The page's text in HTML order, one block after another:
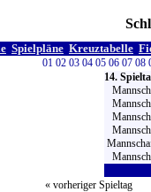
Spielpläne Kreuztabelle
01 02 03 04 05 06 07 08
14.
« vorheriger Spieltag